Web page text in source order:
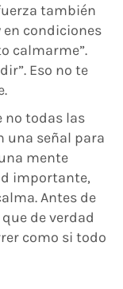
también
en condiciones
calmarme”.
Eso no te
no todas las
una señal para
mente
importante,
Antes de
de verdad
como si todo